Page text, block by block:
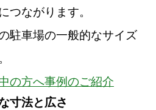
つながります。
駐車場の一般的なサイズ
の方へ事例のご紹介
寸法と広さ